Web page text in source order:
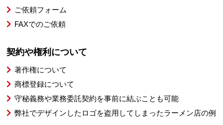
ご依頼フォーム
FAXでのご依頼
契約や権利について
著作権について
商標登録について
守秘義務や業務委託契約を事前に結ぶことも可能
弊社でデザインしたロゴを盗用してしまったラーメン店の例